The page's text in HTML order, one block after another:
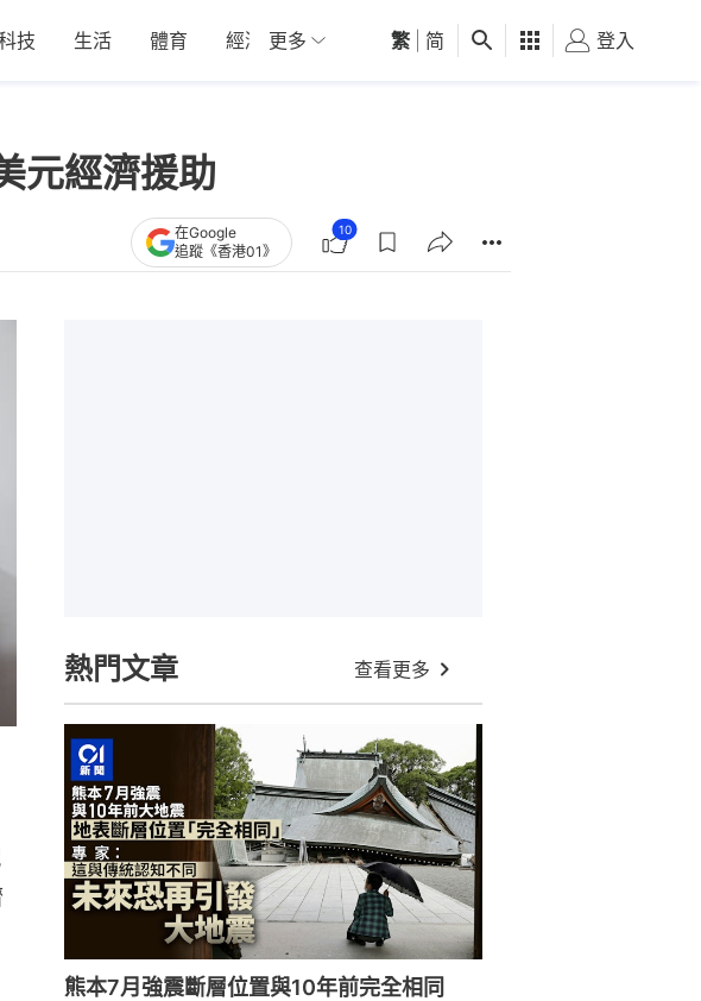
技 生活 體育 經濟 01深圳 觀點 健康 好食玩飛
更多 繁 简 登入
元經濟援助
在Google
追蹤《香港01》
10
熱門文章 查看更多
熊本7月強震斷層位置與10年前完全相同